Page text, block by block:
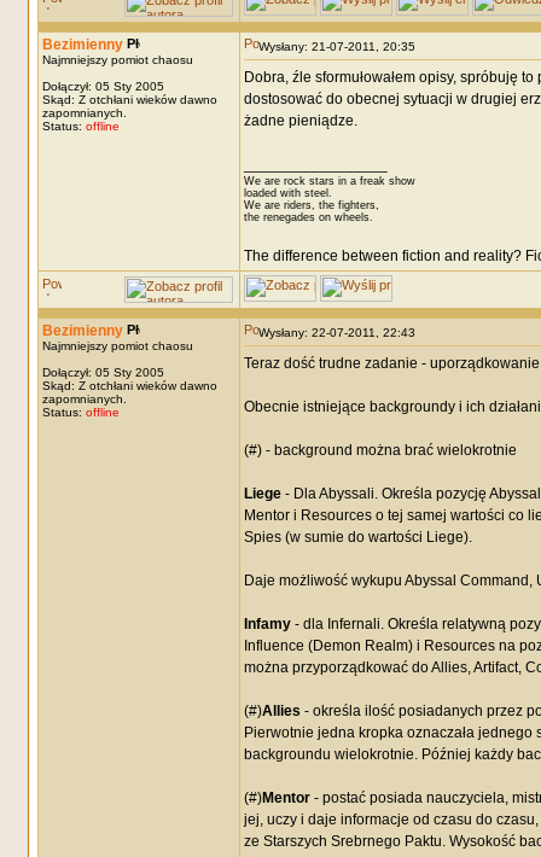
Bezimienny
Najmniejszy pomiot chaosu
Dołączył: 05 Sty 2005
Skąd: Z otchłani wieków dawno
zapomnianych.
Status: offline
Wysłany: 21-07-2011, 20:35
Dobra, źle sformułowałem opisy, spróbuję
dostosować do obecnej sytuacji w drugiej
żadne pieniądze.
We are rock stars in a freak show
loaded with steel.
We are riders, the fighters,
the renegades on wheels.
The difference between fiction and reality?
Bezimienny
Najmniejszy pomiot chaosu
Dołączył: 05 Sty 2005
Skąd: Z otchłani wieków dawno
zapomnianych.
Status: offline
Wysłany: 22-07-2011, 22:43
Teraz dość trudne zadanie -
Obecnie istniejące backgroundy i ich
(#) - background można brać wielokrotnie
Liege- Dla Abyssali. Określa pozycję
Mentor i Resources o tej samej wartości co
Spies (w sumie do wartości Liege).
Daje możliwość wykupu Abyssal Command,
Infamy- dla Infernali. Określa relatywną
Influence (Demon Realm) i Resources na
można przyporządkować do Allies, Artifact,
(#)Allies - określa ilość posiadanych przez
Pierwotnie jedna kropka oznaczała
backgroundu wielokrotnie. Później każdy
(#)Mentor- postać posiada nauczyciela,
jej, uczy i daje informacje od czasu do
ze Starszych Srebrnego Paktu. Wysokość